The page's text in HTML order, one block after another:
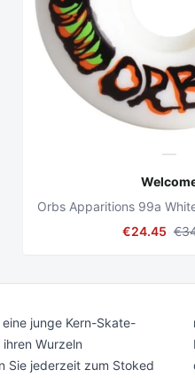
€24.45
eine junge Kern-Skate-
Wurzeln
Sie jederzeit zum Stoked